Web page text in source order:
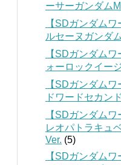
ーサーガンダム
【SDガンダム
ルセーヌガンダ
【SDガンダム
ォーロックイー
【SDガンダム
ドワードセカン
【SDガンダム
レオパトラキュ
Ver. (5)
【SDガンダム